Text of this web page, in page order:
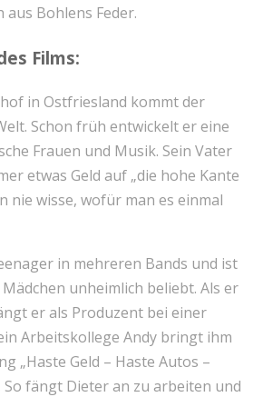
Bohlens Feder.
Films:
in Ostfriesland kommt der
Schon früh entwickelt er eine
Frauen und Musik. Sein Vater
etwas Geld auf „die hohe Kante
nie wisse, wofür man es einmal
in mehreren Bands und ist
unheimlich beliebt. Als er
er als Produzent bei einer
Arbeitskollege Andy bringt ihm
„Haste Geld – Haste Autos –
So fängt Dieter an zu arbeiten und